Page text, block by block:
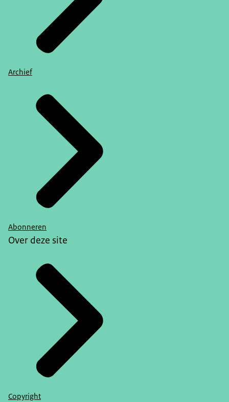
Archief
Abonneren
Over deze site
Copyright